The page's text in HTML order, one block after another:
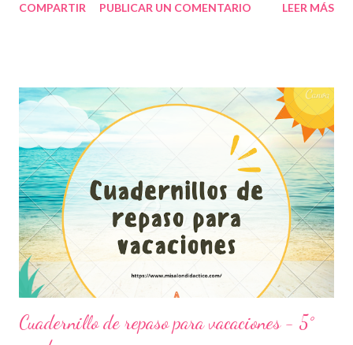
representan una opción más para fortalecer los aprendizajes de
herramientas para no olvidar lo estudiado en las clases dado
que, en ocasiones, al estar varios días sin hacer tareas o trabajos
los niños suelen olvidar algunas cuestiones. Es importante
mencionar que en el repaso se recomienda incluir aquellos
temas que observen como de mayor complejidad pues es en
donde se debe prestar más atención tanto por parte de
docentes como por parte de alumnos. Por tanto, en un repaso
no es necesario incluir todas las asignat...
COMPARTIR PUBLICAR UN COMENTARIO LEER MÁS
Cuadernillo de repaso para vacaciones - 5°